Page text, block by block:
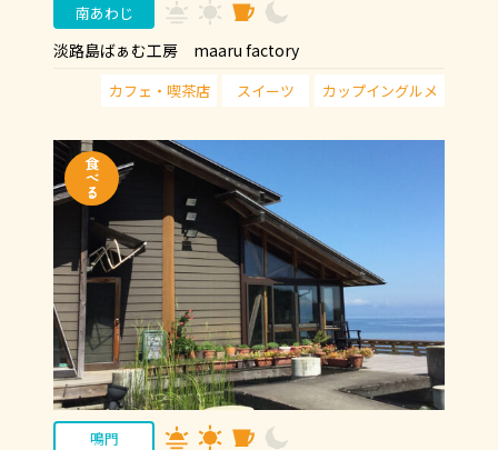
南あわじ
淡路島ばぁむ工房 maaru factory
カフェ・喫茶店 スイーツ カップイングルメ
鳴門